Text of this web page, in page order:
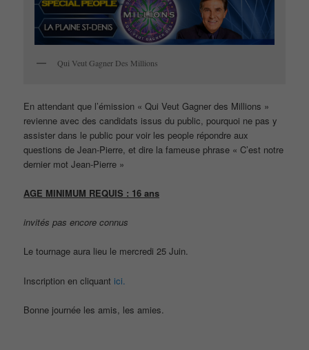
Qui Veut Gagner Des Millions
En attendant que l’émission « Qui Veut Gagner des Millions »
revienne avec des candidats issus du public, pourquoi ne pas y
assister dans le public pour voir les people répondre aux
questions de Jean-Pierre, et dire la fameuse phrase « C’est notre
dernier mot Jean-Pierre »
AGE MINIMUM REQUIS : 16 ans
invités pas encore connus
Le tournage aura lieu le mercredi 25 Juin.
Inscription en cliquant ici.
Bonne journée les amis, les amies.